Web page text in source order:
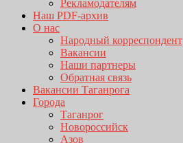
Рекламодателям
Наш PDF-архив
О нас
Народный корреспондент
Вакансии
Наши партнеры
Обратная связь
Вакансии Таганрога
Города
Таганрог
Новороссийск
Азов